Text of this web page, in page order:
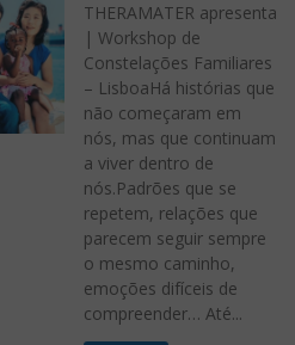
THERAMATER apresenta
| Workshop de
Constelações Familiares
– LisboaHá histórias que
não começaram em
nós, mas que continuam
a viver dentro de
nós.Padrões que se
repetem, relações que
parecem seguir sempre
o mesmo caminho,
emoções difíceis de
compreender… Até...